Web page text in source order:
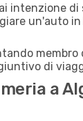
intenzione
un'auto
di
a